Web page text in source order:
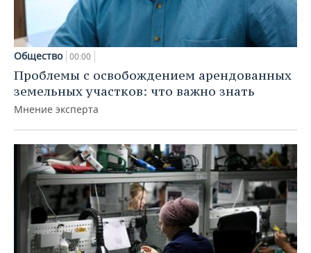
Общество 00:00
Проблемы с освобождением арендованных
земельных участков: что важно знать
Мнение эксперта